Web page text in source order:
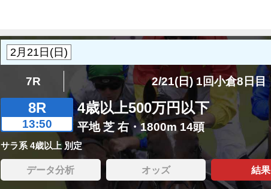
7R 2/21(日) 1回小倉8日目
8R
13:50
4歳以上500万円以下
平地 芝 右・1800m 14頭
サラ系 4歳以上 別定
データ分析 オッズ 結果